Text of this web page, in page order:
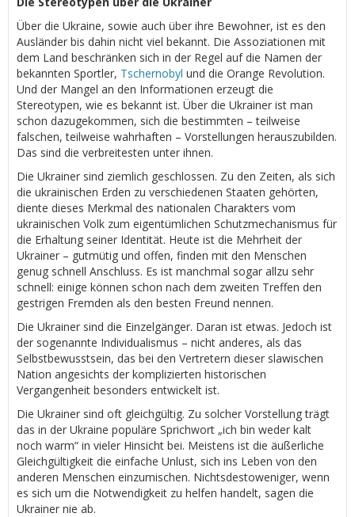
Über die Ukraine, sowie auch über ihre Bewohner, ist es den
Ausländer bis dahin nicht viel bekannt. Die Assoziationen mit
dem Land beschränken sich in der Regel auf die Namen der
bekannten Sportler, Tschernobyl und die Orange Revolution.
Und der Mangel an den Informationen erzeugt die
Stereotypen, wie es bekannt ist. Über die Ukrainer ist man
schon dazugekommen, sich die bestimmten – teilweise
falschen, teilweise wahrhaften – Vorstellungen herauszubilden.
Das sind die verbreitesten unter ihnen.
Die Ukrainer sind ziemlich geschlossen. Zu den Zeiten, als sich
die ukrainischen Erden zu verschiedenen Staaten gehörten,
diente dieses Merkmal des nationalen Charakters vom
ukrainischen Volk zum eigentümlichen Schutzmechanismus für
die Erhaltung seiner Identität. Heute ist die Mehrheit der
Ukrainer – gutmütig und offen, finden mit den Menschen
genug schnell Anschluss. Es ist manchmal sogar allzu sehr
schnell: einige können schon nach dem zweiten Treffen den
gestrigen Fremden als den besten Freund nennen.
Die Ukrainer sind die Einzelgänger. Daran ist etwas. Jedoch ist
der sogenannte Individualismus – nicht anderes, als das
Selbstbewusstsein, das bei den Vertretern dieser slawischen
Nation angesichts der komplizierten historischen
Vergangenheit besonders entwickelt ist.
Die Ukrainer sind oft gleichgültig. Zu solcher Vorstellung trägt
das in der Ukraine populäre Sprichwort „ich bin weder kalt
noch warm“ in vieler Hinsicht bei. Meistens ist die äußerliche
Gleichgültigkeit die einfache Unlust, sich ins Leben von den
anderen Menschen einzumischen. Nichtsdestoweniger, wenn
es sich um die Notwendigkeit zu helfen handelt, sagen die
Ukrainer nie ab.